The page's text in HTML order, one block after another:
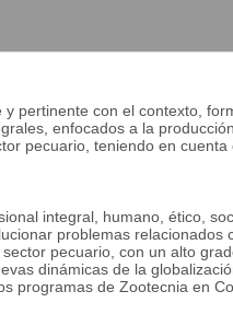
pertinente con el contexto,
enfocados a la
pecuario, teniendo en
integral, humano, ético,
problemas relacionados
pecuario, con un alto
dinámicas de la
programas de Zootecnia en